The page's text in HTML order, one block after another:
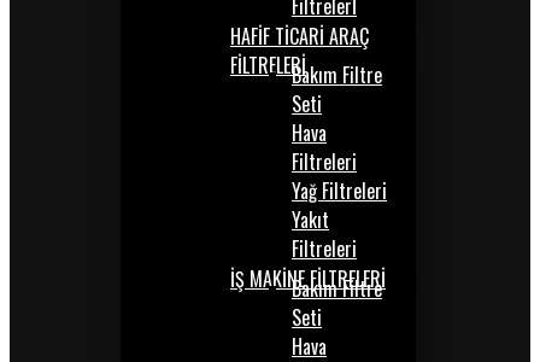
Filtrelerİ
HAFİF TİCARİ ARAÇ
FİLTRELERİBakım Filtre
Seti
Hava
Filtreleri
Yağ Filtreleri
Yakıt
Filtreleri
İŞ MAKİNE FİLTRELERİ
Bakım Filtre
Seti
Hava